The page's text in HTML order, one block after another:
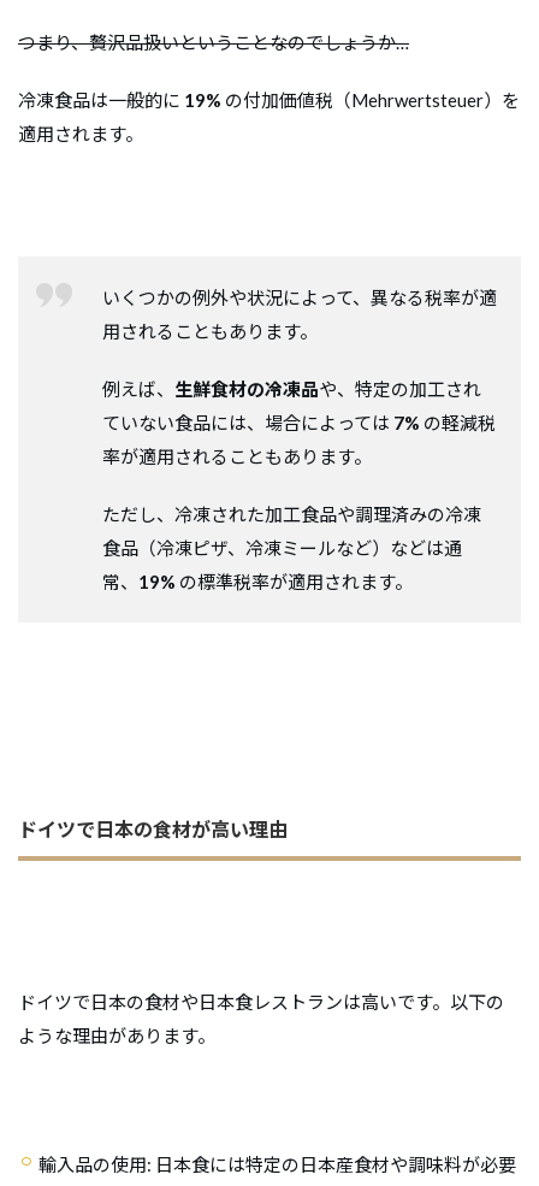
つまり、贅沢品扱いということなのでしょうか…
冷凍食品は一般的に 19% の付加価値税（Mehrwertsteuer）を
適用されます。
いくつかの例外や状況によって、異なる税率が適
用されることもあります。
例えば、 生鮮食材の冷凍品や、特定の加工され
ていない食品には、場合によっては 7% の軽減税
率が適用されることもあります。
ただし、冷凍された加工食品や調理済みの冷凍
食品（冷凍ピザ、冷凍ミールなど）などは通
常、 19% の標準税率が適用されます。
ドイツで日本の食材が高い理由
ドイツで日本の食材や日本食レストランは高いです。以下の
ような理由があります。
輸入品の使用: 日本食には特定の日本産食材や調味料が必要